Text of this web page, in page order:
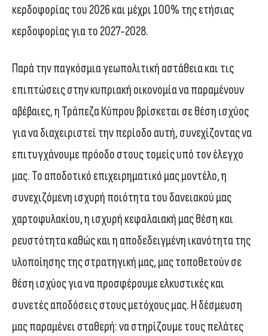
κερδοφορίας του 2026 και μέχρι 100% της ετήσιας
κερδοφορίας για το 2027-2028.
Παρά την παγκόσμια γεωπολιτική αστάθεια και τις
επιπτώσεις στην κυπριακή οικονομία να παραμένουν
αβέβαιες, η Τράπεζα Κύπρου βρίσκεται σε θέση ισχύος
για να διαχειριστεί την περίοδο αυτή, συνεχίζοντας να
επιτυγχάνουμε πρόοδο στους τομείς υπό τον έλεγχο
μας. Το αποδοτικό επιχειρηματικό μας μοντέλο, η
συνεχιζόμενη ισχυρή ποιότητα του δανειακού μας
χαρτοφυλακίου, η ισχυρή κεφαλαιακή μας θέση και
ρευστότητα καθώς και η αποδεδειγμένη ικανότητα της
υλοποίησης της στρατηγική μας, μας τοποθετούν σε
θέση ισχύος για να προσφέρουμε ελκυστικές και
συνετές αποδόσεις στους μετόχους μας. Η δέσμευση
μας παραμένει σταθερή: να στηρίζουμε τους πελάτες